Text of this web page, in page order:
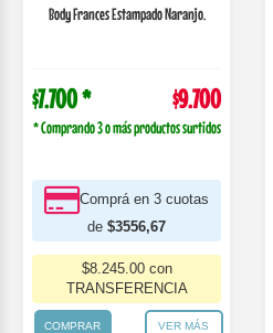
Body Frances Estampado Naranjo.
$7.700 * $9.700
* Comprando 3 o más productos surtidos
Comprá en 3 cuotas
de $3556,67
$8.245.00 con
TRANSFERENCIA
COMPRAR VER MÁS